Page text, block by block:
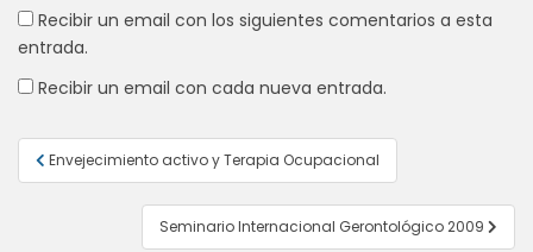
Recibir un email con los siguientes comentarios a esta
entrada.
Recibir un email con cada nueva entrada.
Navegación
de
entradas
Envejecimiento activo y Terapia Ocupacional
Seminario Internacional Gerontológico 2009